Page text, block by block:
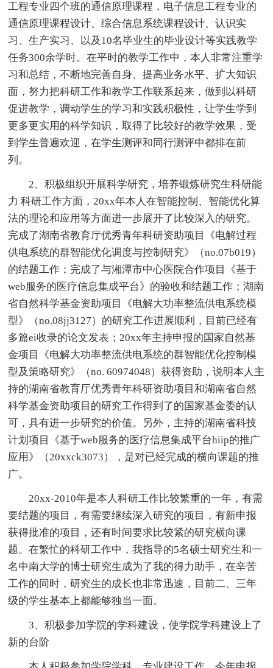
工程专业四个班的通信原理课程，电子信息工程专业的
通信原理课程设计、综合信息系统课程设计、认识实
习、生产实习、以及10名毕业生的毕业设计等实践教学
任务300余学时。在平时的教学工作中，本人非常注重学
习和总结，不断地完善自身、提高业务水平、扩大知识
面，努力把科研工作和教学工作联系起来，做到以科研
促进教学，调动学生的学习和实践积极性，让学生学到
更多更实用的科学知识，取得了比较好的教学效果，受
到学生普遍欢迎，在学生测评和同行测评中都排在前
列。
2、积极组织开展科学研究，培养锻炼研究生科研能
力 科研工作方面，20xx年本人在智能控制、智能优化算
法的理论和应用等方面进一步展开了比较深入的研究。
完成了湖南省教育厅优秀青年科研资助项目《电解过程
供电系统的群智能优化调度与控制研究》（no.07b019）
的结题工作；完成了与湘潭市中心医院合作项目《基于
web服务的医疗信息集成平台》的验收和结题工作；湖南
省自然科学基金资助项目《电解大功率整流供电系统模
型》（no.08jj3127）的研究工作进展顺利，目前已经有
多篇ei收录的论文发表；20xx年主持申报的国家自然基
金项目《电解大功率整流供电系统的群智能优化控制模
型及策略研究》（no. 60974048）获得资助，说明本人主
持的湖南省教育厅优秀青年科研资助项目和湖南省自然
科学基金资助项目的研究工作得到了的国家基金委的认
可，具有进一步研究的价值。另外，主持的湖南省科技
计划项目《基于web服务的医疗信息集成平台hiip的推广
应用》（20xxck3073），是对已经完成的横向课题的推
广。
20xx-2010年是本人科研工作比较繁重的一年，有需
要结题的项目，有需要继续深入研究的项目，有新申报
获得批准的项目，还有时间要求比较紧的研究横向课
题。在繁忙的科研工作中，我指导的5名硕士研究生和一
名中南大学的博士研究生成为了我的得力助手，在辛苦
工作的同时，研究生的成长也非常迅速，目前二、三年
级的学生基本上都能够独当一面。
3、积极参加学院的学科建设，使学院学科建设上了
新的台阶